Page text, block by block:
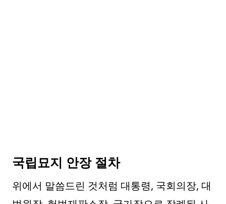
국립묘지 안장 절차
위에서 말씀드린 것처럼 대통령, 국회의장, 대